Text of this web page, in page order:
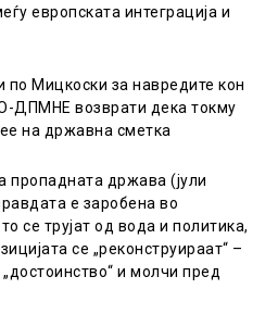
европската интеграција и
по Мицкоски за навредите кон
ДПМНЕ возврати дека токму
на државна сметка
пропадната држава (јули
е заробена во
се трујат од вода и политика,
се „реконструираат“ –
и молчи пред